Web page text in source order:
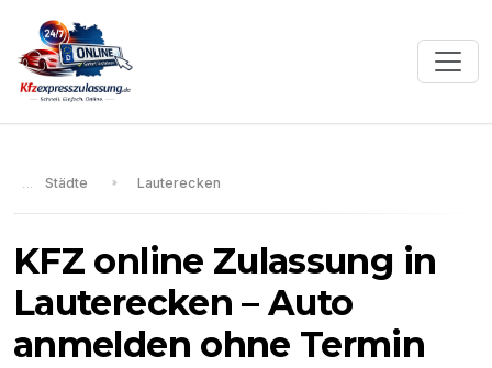
Städte Lauterecken
KFZ online Zulassung in
Lauterecken – Auto
anmelden ohne Termin